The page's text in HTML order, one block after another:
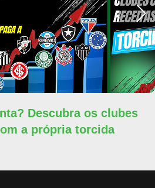
Descubra os clubes
a própria torcida